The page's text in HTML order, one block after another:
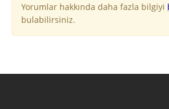
Yorumlar hakkında daha fazla bilgiyi
bulabilirsiniz.